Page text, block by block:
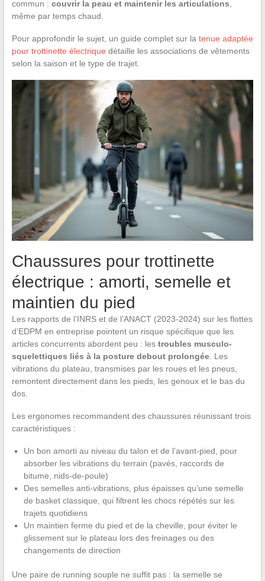
commun : couvrir la peau et maintenir les articulations
même par temps chaud.
Pour approfondir le sujet, un guide complet sur la tenue adaptée
pour trottinette électrique détaille les associations de vêtements
selon la saison et le type de trajet.
Chaussures pour trottinette
électrique : amorti, semelle et
maintien du pied
Les rapports de l’INRS et de l’ANACT (2023-2024) sur les flottes
d’EDPM en entreprise pointent un risque spécifique que les
articles concurrents abordent peu : les troubles musculo-
squelettiques liés à la posture debout prolongée. Les
vibrations du plateau, transmises par les roues et les pneus,
remontent directement dans les pieds, les genoux et le bas du
dos.
Les ergonomes recommandent des chaussures réunissant trois
caractéristiques :
Un bon amorti au niveau du talon et de l’avant-pied, pour
absorber les vibrations du terrain (pavés, raccords de
bitume, nids-de-poule)
Des semelles anti-vibrations, plus épaisses qu’une semelle
de basket classique, qui filtrent les chocs répétés sur les
trajets quotidiens
Un maintien ferme du pied et de la cheville, pour éviter le
glissement sur le plateau lors des freinages ou des
changements de direction
Une paire de running souple ne suffit pas : la semelle se